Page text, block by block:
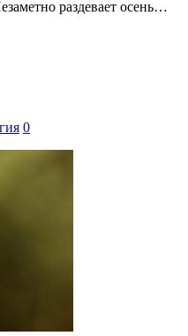
раздевает осень…
0